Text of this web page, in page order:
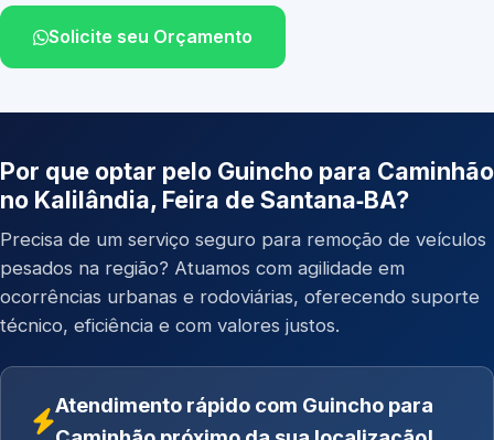
Solicite seu Orçamento
Por que optar pelo Guincho para Caminhão
no Kalilândia, Feira de Santana‑BA?
Precisa de um serviço seguro para remoção de veículos
pesados na região? Atuamos com agilidade em
ocorrências urbanas e rodoviárias, oferecendo suporte
técnico, eficiência e com valores justos.
Atendimento rápido com Guincho para